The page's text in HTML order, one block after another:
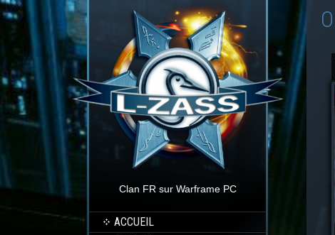
Clan FR sur Warframe PC
ACCUEIL